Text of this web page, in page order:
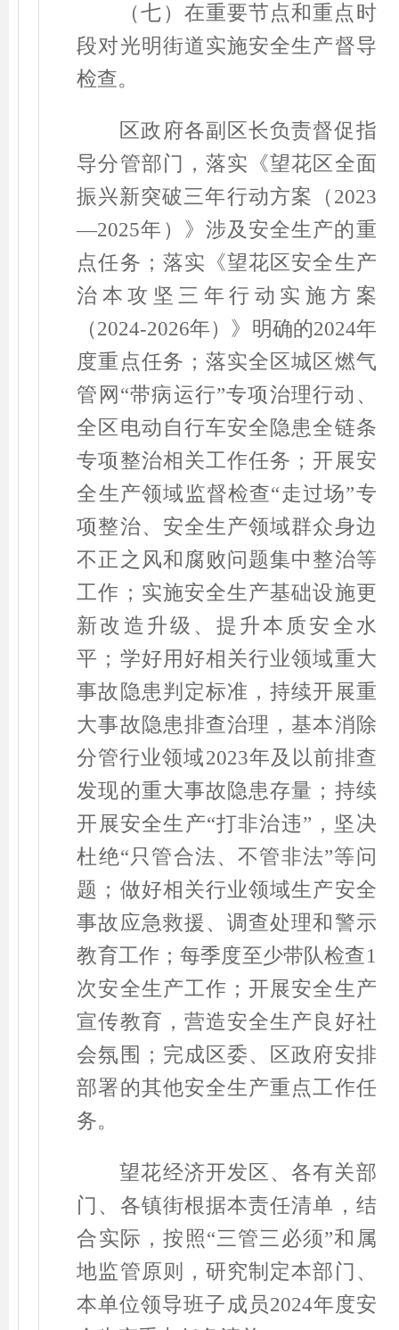
（七）在重要节点和重点时
段对光明街道实施安全生产督导
检查。
区政府各副区长负责督促指
导分管部门，落实《望花区全面
振兴新突破三年行动方案（ 2023
—2025年）》涉及安全生产的重
点任务；落实《望花区安全生产
治本攻坚三年行动实施方案
（2024-2026年）》明确的2024年
度重点任务；落实全区城区燃气
管网 “带病运行”专项治理行动、
全区电动自行车安全隐患全链条
专项整治相关工作任务；开展安
全生产领域监督检查“走过场”专
项整治、安全生产领域群众身边
不正之风和腐败问题集中整治等
工作；实施安全生产基础设施更
新改造升级、提升本质安全水
平；学好用好相关行业领域重大
事故隐患判定标准，持续开展重
大事故隐患排查治理，基本消除
分管行业领域2023年及以前排查
发现的重大事故隐患存量；持续
开展安全生产“打非治违” ，坚决
杜绝“只管合法、不管非法”等问
题；做好相关行业领域生产安全
事故应急救援、调查处理和警示
教育工作；每季度至少带队检查1
次安全生产工作；开展安全生产
宣传教育，营造安全生产良好社
会氛围；完成区委、区政府安排
部署的其他安全生产重点工作任
务。
望花经济开发区、各有关部
门、各镇街根据本责任清单，结
合实际，按照“三管三必须”和属
地监管原则，研究制定本部门、
本单位领导班子成员2024年度安